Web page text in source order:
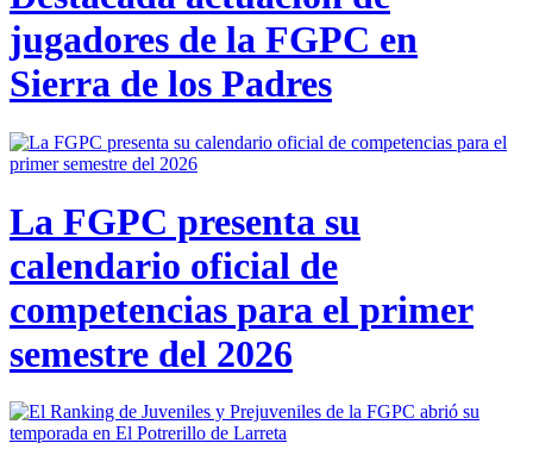
jugadores de la FGPC en
Sierra de los Padres
La FGPC presenta su
calendario oficial de
competencias para el primer
semestre del 2026